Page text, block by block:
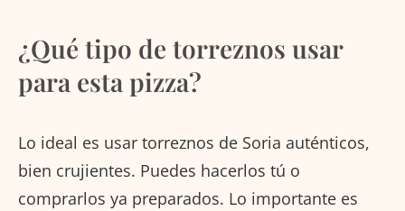
¿Qué tipo de torreznos usar
para esta pizza?
Lo ideal es usar torreznos de Soria auténticos,
bien crujientes. Puedes hacerlos tú o
comprarlos ya preparados. Lo importante es